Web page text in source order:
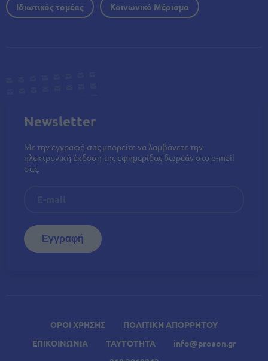
ΟΡΟΙ ΧΡΗΣΗΣ
ΠΟΛΙΤΙΚΗ ΑΠΟΡΡΗΤΟΥ
ΕΠΙΚΟΙΝΩΝΙΑ
ΤΑΥΤΟΤΗΤΑ
info@proson.gr
Ιδιωτικός τομέας Κοινωνικό Μέρισμα
Newsletter
Με την εγγραφή σας μπορείτε να λαμβάνετε την
ηλεκτρονική έκδοση της εφημερίδας δωρεάν στο e-mail
σας.